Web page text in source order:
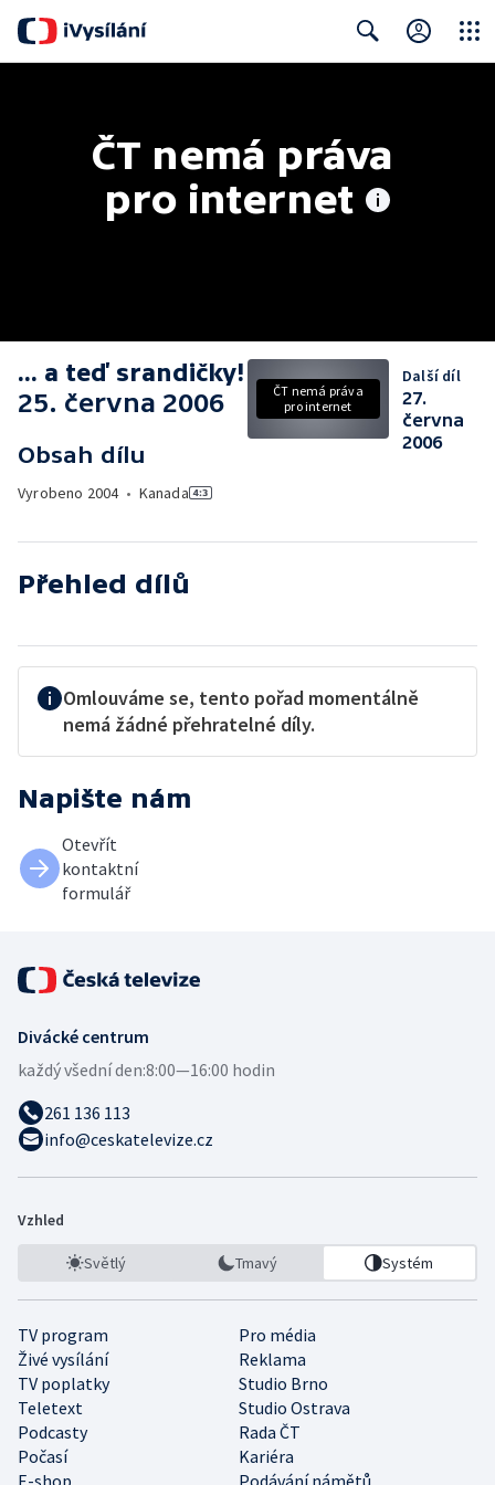
ČT nemá práva
pro internet
... a teď srandičky!
25. června 2006
Obsah dílu
Vyrobeno 2004• Kanada
ČT nemá práva
pro internet
Další díl
27.
června
2006
Přehled dílů
Omlouváme se, tento pořad momentálně
nemá žádné přehratelné díly.
Napište nám
Otevřít
kontaktní
formulář
Divácké centrum
každý všední den:8:00—16:00 hodin
261 136 113
info@ceskatelevize.cz
Vzhled
Světlý Tmavý Systém
TV program
Pro média
Živé vysílání
Reklama
TV poplatky
Studio Brno
Teletext
Studio Ostrava
Podcasty
Rada ČT
Počasí
Kariéra
E-shop
Podávání námětů